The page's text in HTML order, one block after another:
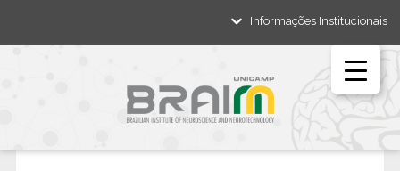
Informações Institucionais